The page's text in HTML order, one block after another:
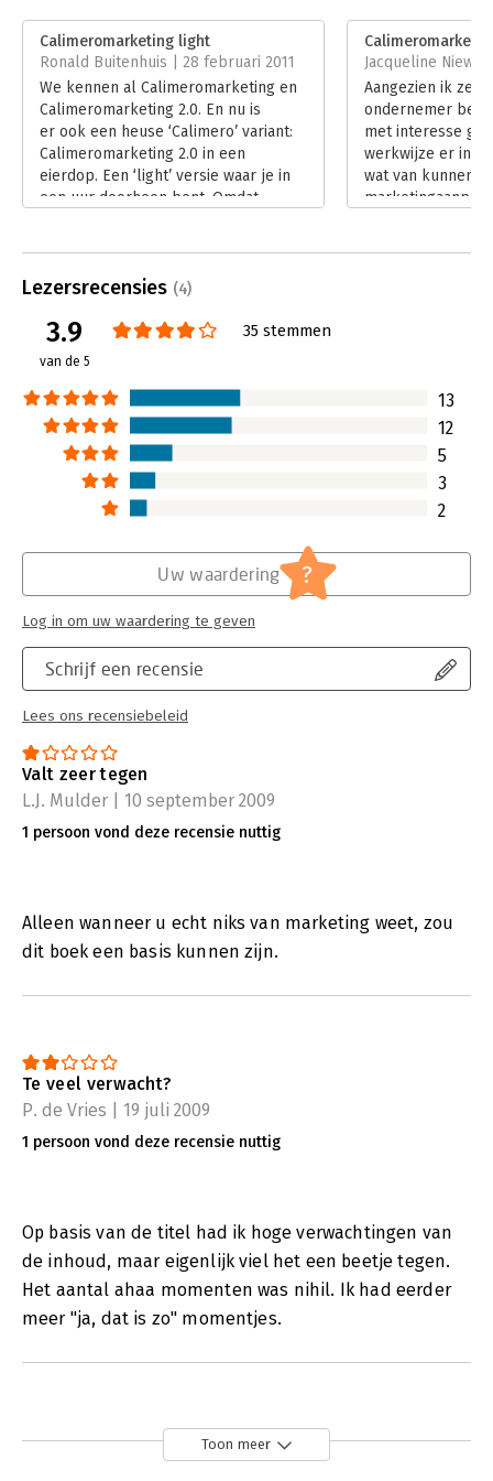
Verschijningsdatum:
18-12-2008
Hoofdrubriek: Marketing
Calimeromarketing light
Ronald Buitenhuis | 28 februari 2011
We kennen al Calimeromarketing en
Calimeromarketing 2.0. En nu is
er ook een heuse ‘Calimero’ variant:
Calimeromarketing 2.0 in een
eierdop. Een ‘light’ versie waar je in
een uur doorheen bent. Omdat
Jacqueline
Aangezien ik zelf
ondernemer ben
met interesse
werkwijze er in
wat van kunnen
hangt van mijzelf
Lees verder
Lezersrecensies (4)
3.9
van de 5
35 stemmen
13
12
5
3
2
Schrijf een recensie
Lees ons recensiebeleid
Uw waardering ?
Log in om uw waardering te geven
Valt zeer tegen
L.J. Mulder | 10 september 2009
1 persoon vond deze recensie nuttig
Alleen wanneer u echt niks van marketing weet, zou
dit boek een basis kunnen zijn.
Te veel verwacht?
P. de Vries | 19 juli 2009
1 persoon vond deze recensie nuttig
Op basis van de titel had ik hoge verwachtingen van
de inhoud, maar eigenlijk viel het een beetje tegen.
Het aantal ahaa momenten was nihil. Ik had eerder
meer "ja, dat is zo" momentjes.
Toon meer